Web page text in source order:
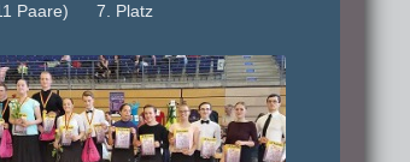
Paare) 7. Platz